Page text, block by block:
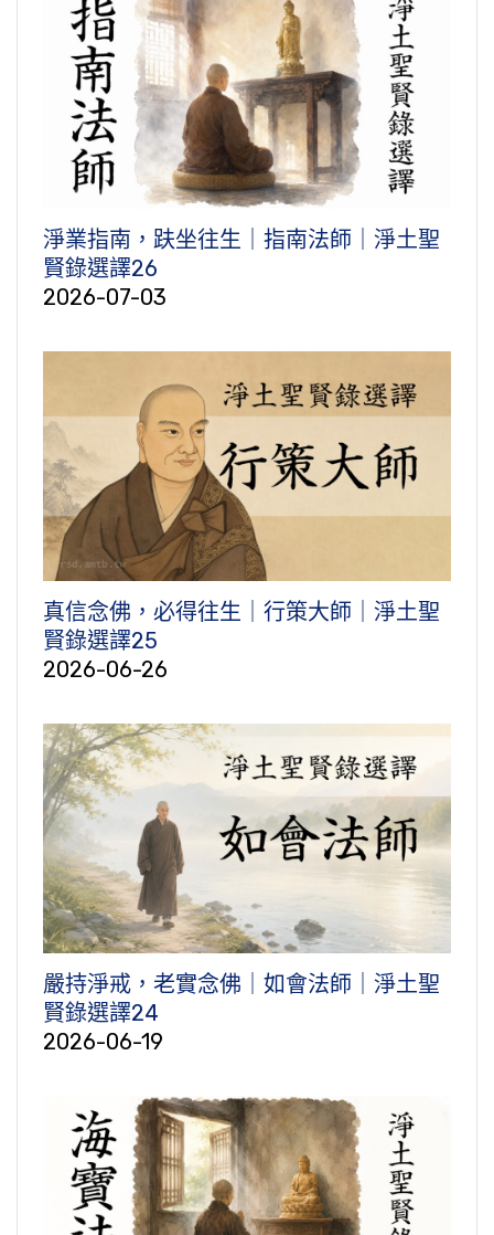
淨業指南，趺坐往生｜指南法師｜淨土聖
賢錄選譯26
2026-07-03
真信念佛，必得往生｜行策大師｜淨土聖
賢錄選譯25
2026-06-26
嚴持淨戒，老實念佛｜如會法師｜淨土聖
賢錄選譯24
2026-06-19